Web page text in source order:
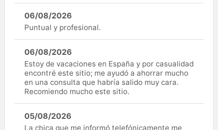
06/08/2026
Puntual y profesional.
06/08/2026
Estoy de vacaciones en España y por casualidad
encontré este sitio; me ayudó a ahorrar mucho
en una consulta que habría salido muy cara.
Recomiendo mucho este sitio.
05/08/2026
La chica que me informó telefónicamente me